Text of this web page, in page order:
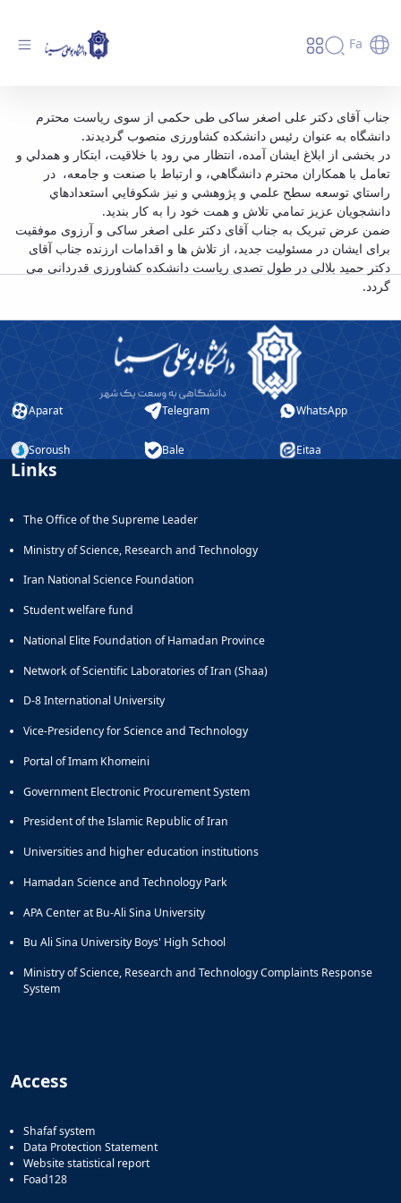
Fa
انتصاب رئیس جدید دانشکده کشاورزی - دانشگاه
بوعلی سینا همدان
جناب آقای دکتر علی اصغر ساکی طی حکمی از سوی ریاست محترم
دانشگاه به عنوان رئیس دانشکده کشاورزی منصوب گردیدند.
در بخشی از ابلاغ ایشان آمده، انتظار مي رود با خلاقيت، ابتكار و همدلي و
تعامل با همكاران محترم دانشگاهي، و ارتباط با صنعت و جامعه، در
راستاي توسعه سطح علمي و پژوهشي و نيز شكوفايي استعدادهاي
دانشجويان عزيز تمامي تلاش و همت خود را به كار بنديد.
ضمن عرض تبریک به جناب آقای دکتر علی اصغر ساکی و آرزوی موفقیت
برای ایشان در مسئولیت جدید، از تلاش ها و اقدامات ارزنده جناب آقای
دکتر حمید بلالی در طول تصدی ریاست دانشکده کشاورزی قدردانی می
گردد.
Aparat Telegram WhatsApp
Soroush Bale Eitaa
Links
The Office of the Supreme Leader
Ministry of Science, Research and Technology
Iran National Science Foundation
Student welfare fund
National Elite Foundation of Hamadan Province
Network of Scientific Laboratories of Iran (Shaa)
D-8 International University
Vice-Presidency for Science and Technology
Portal of Imam Khomeini
Government Electronic Procurement System
President of the Islamic Republic of Iran
Universities and higher education institutions
Hamadan Science and Technology Park
APA Center at Bu-Ali Sina University
Bu Ali Sina University Boys' High School
Ministry of Science, Research and Technology Complaints Response
System
Access
Shafaf system
Data Protection Statement
Website statistical report
Foad128